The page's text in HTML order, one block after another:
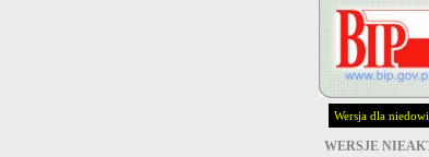
Wersja dla
WERSJE